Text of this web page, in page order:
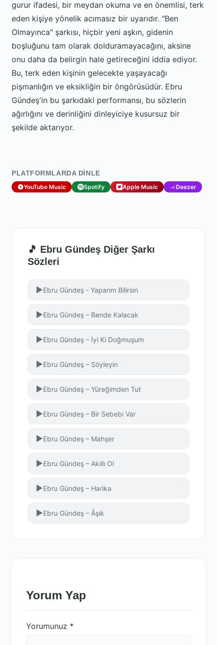
gurur ifadesi, bir meydan okuma ve en önemlisi, terk
eden kişiye yönelik acımasız bir uyarıdır. "Ben
Olmayınca" şarkısı, hiçbir yeni aşkın, gidenin
boşluğunu tam olarak dolduramayacağını, aksine
onu daha da belirgin hale getireceğini iddia ediyor.
Bu, terk eden kişinin gelecekte yaşayacağı
pişmanlığın ve eksikliğin bir öngörüsüdür. Ebru
Gündeş'in bu şarkıdaki performansı, bu sözlerin
ağırlığını ve derinliğini dinleyiciye kusursuz bir
şekilde aktarıyor.
PLATFORMLARDA DINLE
YouTube Music Spotify Apple Music Deezer
🎵 Ebru Gündeş Diğer Şarkı
Sözleri
▶Ebru Gündeş - Yaparım Bilirsin
▶Ebru Gündeş – Bende Kalacak
▶Ebru Gündeş – İyi Ki Doğmuşum
▶Ebru Gündeş – Söyleyin
▶Ebru Gündeş – Yüreğimden Tut
▶Ebru Gündeş – Bir Sebebi Var
▶Ebru Gündeş – Mahşer
▶Ebru Gündeş – Akıllı Ol
▶Ebru Gündeş – Harika
▶Ebru Gündeş – Âşık
Yorum Yap
Yorumunuz *